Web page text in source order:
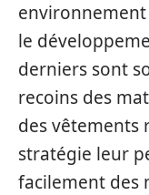
le
derniers sont
recoins des
des vêtements
stratégie leur
facilement des